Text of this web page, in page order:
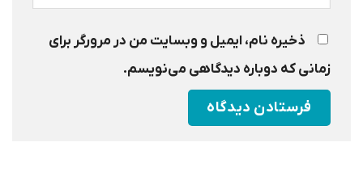
ذخیره نام، ایمیل و وبسایت من در مرورگر برای
زمانی که دوباره دیدگاهی می‌نویسم.